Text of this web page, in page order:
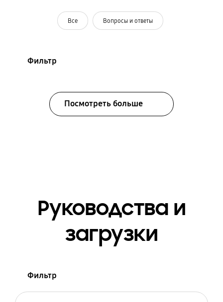
Все Вопросы и ответы
Фильтр
Посмотреть больше
Руководства и
загрузки
Фильтр